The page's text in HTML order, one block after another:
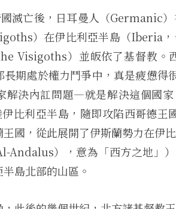
滅亡後，日耳曼人（Germanic
）在伊比利亞半島（Iberia，
Visigoths）並皈依了基督教。
期處於權力鬥爭中，真是疲憊得
解決內訌問題—就是解決這個國
比利亞半島，隨即攻陷西哥德王
國，從此展開了伊斯蘭勢力在伊
Andalus），意為「西方之地」
島北部的山區。